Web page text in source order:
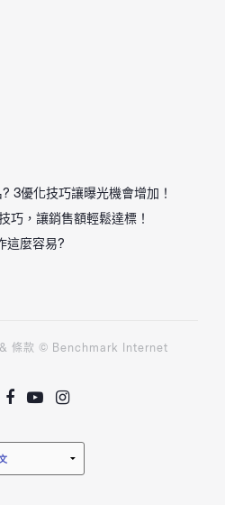
3優化技巧讓曝光機會增加！
巧，讓銷售額輕鬆達標！
這麼容易?
& 條款 © Benchmark Internet